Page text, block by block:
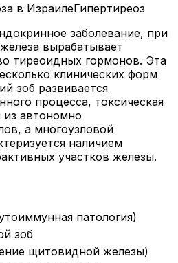
Гипертиреоз
заболевание, при
вырабатывает
тиреоидных гормонов. Эта
клинических форм
зоб развивается
процесса, токсическая
автономно
а многоузловой
наличием
участков железы.
патология)
зоб
щитовидной железы)